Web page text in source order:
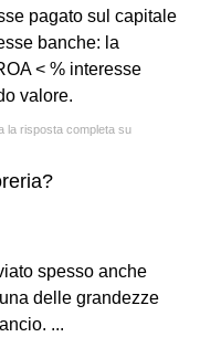
pagato sul capitale
banche: la
< % interesse
valore.
la risposta completa su
spesso anche
delle grandezze
...